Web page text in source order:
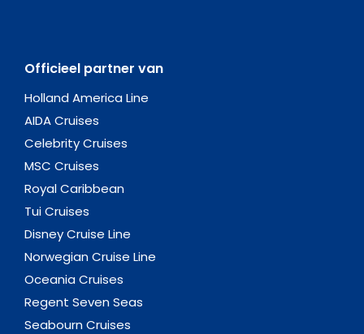
Officieel partner van
Holland America Line
AIDA Cruises
Celebrity Cruises
MSC Cruises
Royal Caribbean
Tui Cruises
Disney Cruise Line
Norwegian Cruise Line
Oceania Cruises
Regent Seven Seas
Seabourn Cruises